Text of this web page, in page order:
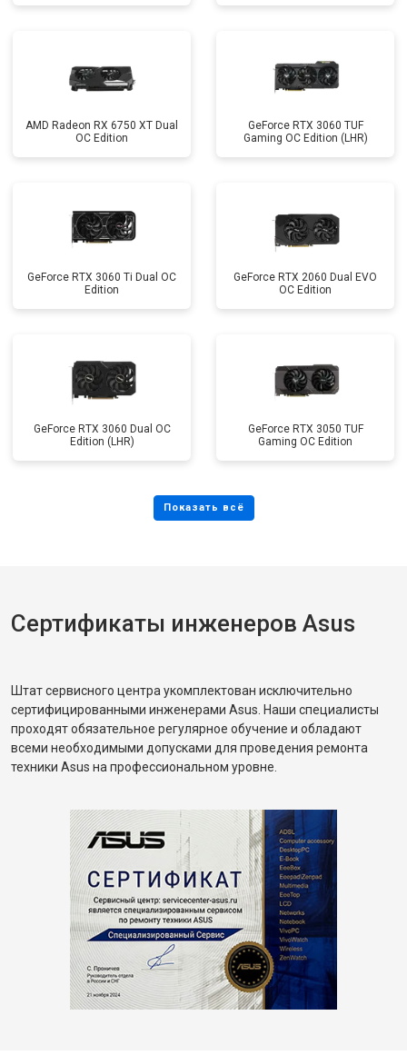
AMD Radeon RX 6750 XT Dual
OC Edition
GeForce RTX 3060 TUF
Gaming OC Edition (LHR)
GeForce RTX 3060 Ti Dual OC
Edition
GeForce RTX 2060 Dual EVO
OC Edition
GeForce RTX 3060 Dual OC
Edition (LHR)
GeForce RTX 3050 TUF
Gaming OC Edition
Сертификаты инженеров Asus
Штат сервисного центра укомплектован исключительно
сертифицированными инженерами Asus. Наши специалисты
проходят обязательное регулярное обучение и обладают
всеми необходимыми допусками для проведения ремонта
техники Asus на профессиональном уровне.